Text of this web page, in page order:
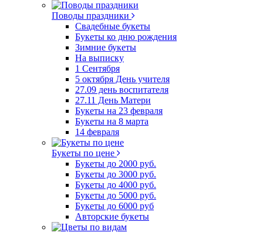
Поводы праздники
Свадебные букеты
Букеты ко дню рождения
Зимние букеты
На выписку
1 Сентября
5 октября День учителя
27.09 день воспитателя
27.11 День Матери
Букеты на 23 февраля
Букеты на 8 марта
14 февраля
Букеты по цене
Букеты до 2000 руб.
Букеты до 3000 руб.
Букеты до 4000 руб.
Букеты до 5000 руб.
Букеты до 6000 руб
Авторские букеты